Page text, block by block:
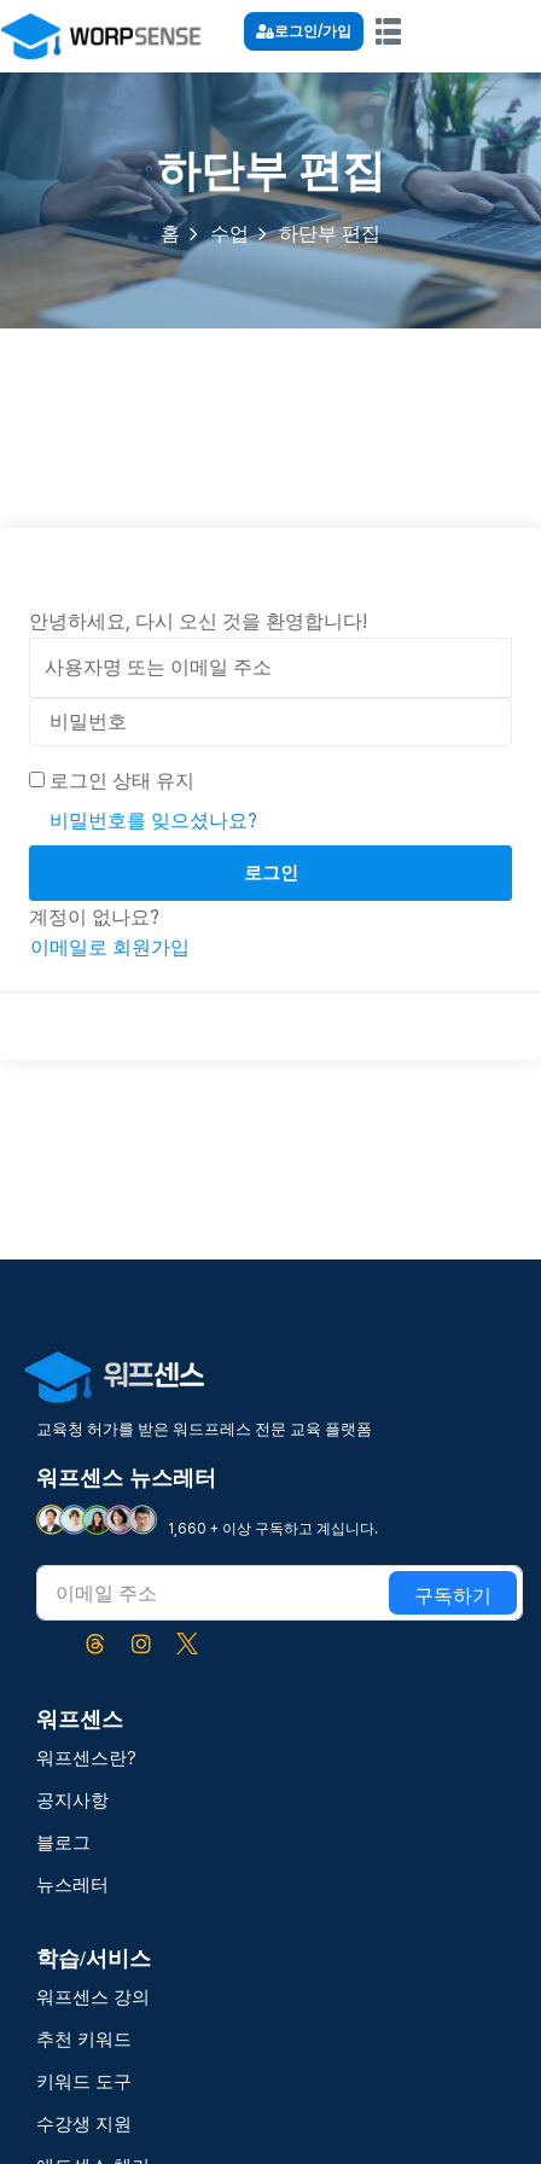
로그인/가입
하단부 편집
홈 수업 하단부 편집
안녕하세요, 다시 오신 것을 환영합니다!
로그인 상태 유지
비밀번호를 잊으셨나요?
로그인
계정이 없나요?
이메일로 회원가입
교육청 허가를 받은 워드프레스 전문 교육 플랫폼
워프센스 뉴스레터
1,660 + 이상 구독하고 계십니다.
구독하기
워프센스
워프센스란?
공지사항
블로그
뉴스레터
학습/서비스
워프센스 강의
추천 키워드
키워드 도구
수강생 지원